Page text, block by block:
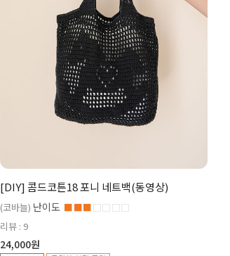
[DIY] 콤드코튼18 포니 네트백(동영상)
(코바늘) 난이도 ■■■□□□□
리뷰 : 9
24,000원